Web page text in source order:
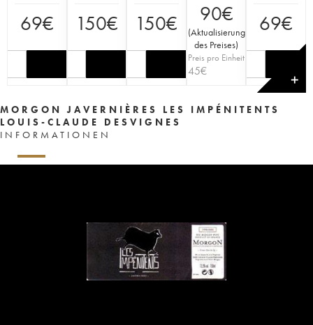
69€ 150€ 150€ 90€
(Aktualisierung
des Preises)
Preis pro Einheit
45€
69€
✕
MORGON JAVERNIÈRES LES IMPÉNITENTS
LOUIS-CLAUDE DESVIGNES
INFORMATIONEN